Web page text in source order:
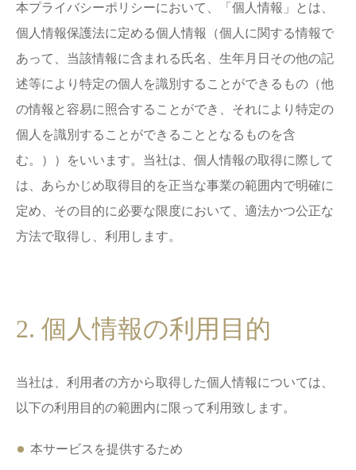
本プライバシーポリシーにおいて、「個人情報」とは、
個人情報保護法に定める個人情報（個人に関する情報で
あって、当該情報に含まれる氏名、生年月日その他の記
述等により特定の個人を識別することができるもの（他
の情報と容易に照合することができ、それにより特定の
個人を識別することができることとなるものを含
む。））をいいます。当社は、個人情報の取得に際して
は、あらかじめ取得目的を正当な事業の範囲内で明確に
定め、その目的に必要な限度において、適法かつ公正な
方法で取得し、利用します。
2. 個人情報の利用目的
当社は、利用者の方から取得した個人情報については、
以下の利用目的の範囲内に限って利用致します。
本サービスを提供するため